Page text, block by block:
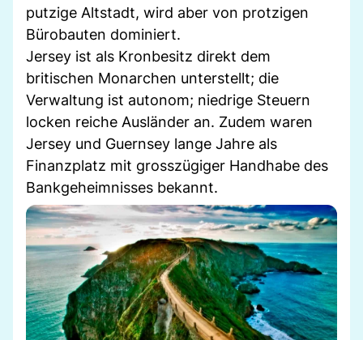
putzige Altstadt, wird aber von protzigen
Bürobauten dominiert.
Jersey ist als Kronbesitz direkt dem
britischen Monarchen unterstellt; die
Verwaltung ist autonom; niedrige Steuern
locken reiche Ausländer an. Zudem waren
Jersey und Guernsey lange Jahre als
Finanzplatz mit grosszügiger Handhabe des
Bankgeheimnisses bekannt.